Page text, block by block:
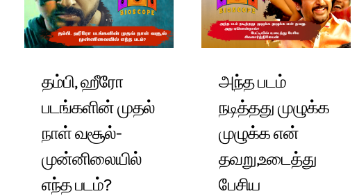
தம்பி, ஹீரோ
படங்களின் முதல்
நாள் வசூல்-
முன்னிலையில்
எந்த படம்?
அந்த படம்
நடித்தது முழுக்க
முழுக்க என்
தவறு,உடைத்து
பேசிய